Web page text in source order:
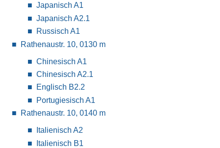
Japanisch A1
Japanisch A2.1
Russisch A1
Rathenaustr. 10, 0130 m
Chinesisch A1
Chinesisch A2.1
Englisch B2.2
Portugiesisch A1
Rathenaustr. 10, 0140 m
Italienisch A2
Italienisch B1